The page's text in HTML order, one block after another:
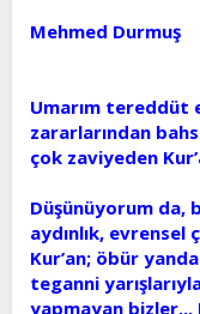
a
h
Mehmed Durmuş
Umarım tereddüt
zararlarından
çok zaviyeden
Düşünüyorum da,
aydınlık,
Kur’an; öbür
teganni
yapmayan bizler...